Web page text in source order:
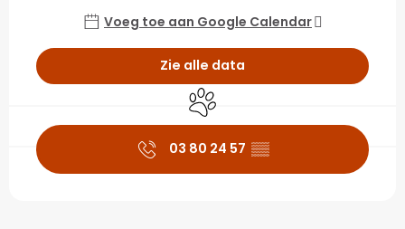
Voeg toe aan Google Calendar
Zie alle data
Dieren toegelaten
03 80 24 57 ▒▒